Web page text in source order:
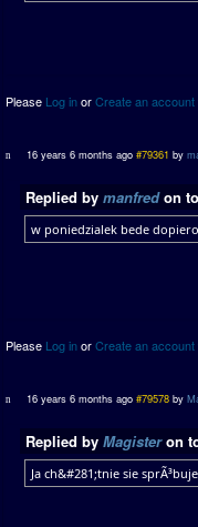
Please Log inorCreate an account
16 years 6 months ago #79361 by
Replied by manfredon
w poniedzialek bede
Please Log inorCreate an account
16 years 6 months ago #79578 by
Replied by Magisteron
Ja ch&#281;tnie sie